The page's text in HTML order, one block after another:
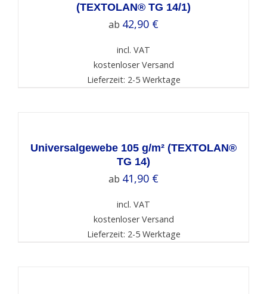
(TEXTOLAN® TG 14/1)
ab 42,90 €
incl. VAT
kostenloser Versand
Lieferzeit: 2-5 Werktage
DETAILS
Universalgewebe 105 g/m² (TEXTOLAN®
TG 14)
ab 41,90 €
incl. VAT
kostenloser Versand
Lieferzeit: 2-5 Werktage